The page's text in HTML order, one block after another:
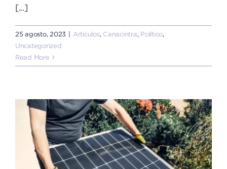
[...]
25 agosto, 2023 | Artículos, Canacintra Político
Uncategorized
Read More